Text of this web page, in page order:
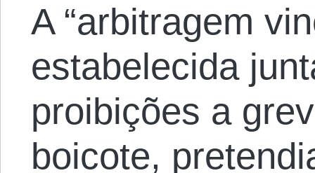
A “arbitragem
estabelecida
proibições a
boicote,